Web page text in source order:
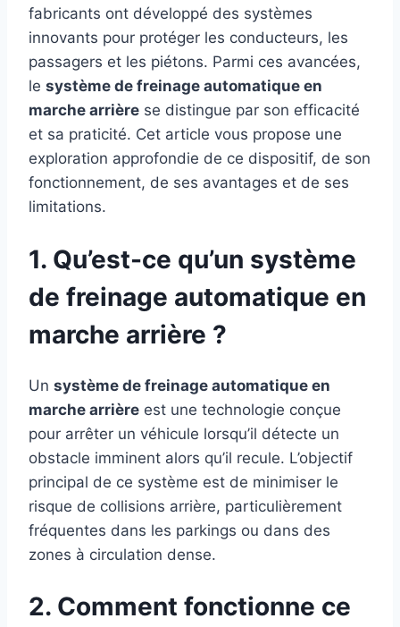
fabricants ont développé des systèmes
innovants pour protéger les conducteurs, les
passagers et les piétons. Parmi ces avancées,
le système de freinage automatique en
marche arrière se distingue par son efficacité
et sa praticité. Cet article vous propose une
exploration approfondie de ce dispositif, de son
fonctionnement, de ses avantages et de ses
limitations.
1. Qu’est-ce qu’un système
de freinage automatique en
marche arrière ?
Un système de freinage automatique en
marche arrière est une technologie conçue
pour arrêter un véhicule lorsqu’il détecte un
obstacle imminent alors qu’il recule. L’objectif
principal de ce système est de minimiser le
risque de collisions arrière, particulièrement
fréquentes dans les parkings ou dans des
zones à circulation dense.
2. Comment fonctionne ce